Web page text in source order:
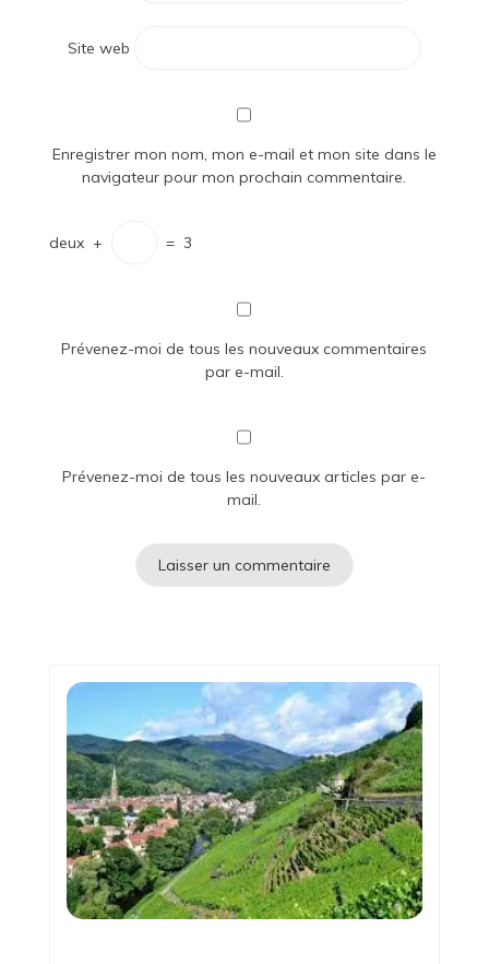
Site web
Enregistrer mon nom, mon e-mail et mon site dans le
navigateur pour mon prochain commentaire.
deux + = 3
Prévenez-moi de tous les nouveaux commentaires
par e-mail.
Prévenez-moi de tous les nouveaux articles par e-
mail.